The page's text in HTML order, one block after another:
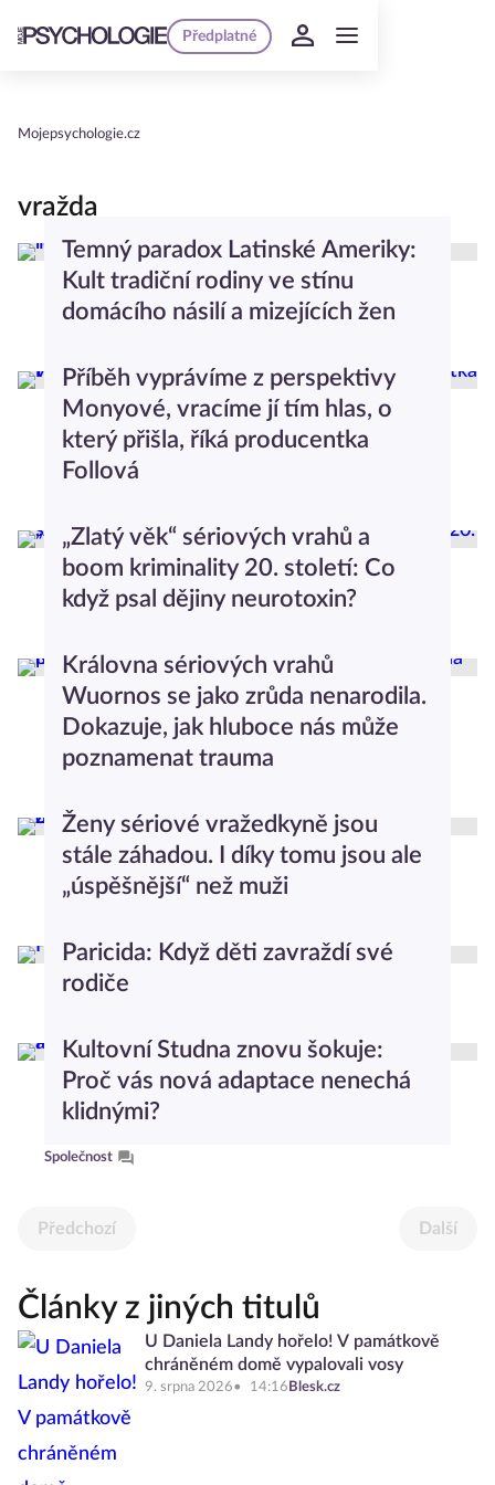
Předplatné
Mojepsychologie.cz
vražda
Temný paradox Latinské Ameriky:
Kult tradiční rodiny ve stínu
domácího násilí a mizejících žen
Příběh vyprávíme z perspektivy
Monyové, vracíme jí tím hlas, o
který přišla, říká producentka
Follová
„Zlatý věk“ sériových vrahů a
boom kriminality 20. století: Co
když psal dějiny neurotoxin?
Královna sériových vrahů
Wuornos se jako zrůda nenarodila.
Dokazuje, jak hluboce nás může
poznamenat trauma
Ženy sériové vražedkyně jsou
stále záhadou. I díky tomu jsou ale
„úspěšnější“ než muži
Paricida: Když děti zavraždí své
rodiče
Kultovní Studna znovu šokuje:
Proč vás nová adaptace nenechá
klidnými?
Společnost
Předchozí Další
Články z jiných titulů
U Daniela Landy hořelo! V památkově
chráněném domě vypalovali vosy
9. srpna 2026 14:16 Blesk.cz